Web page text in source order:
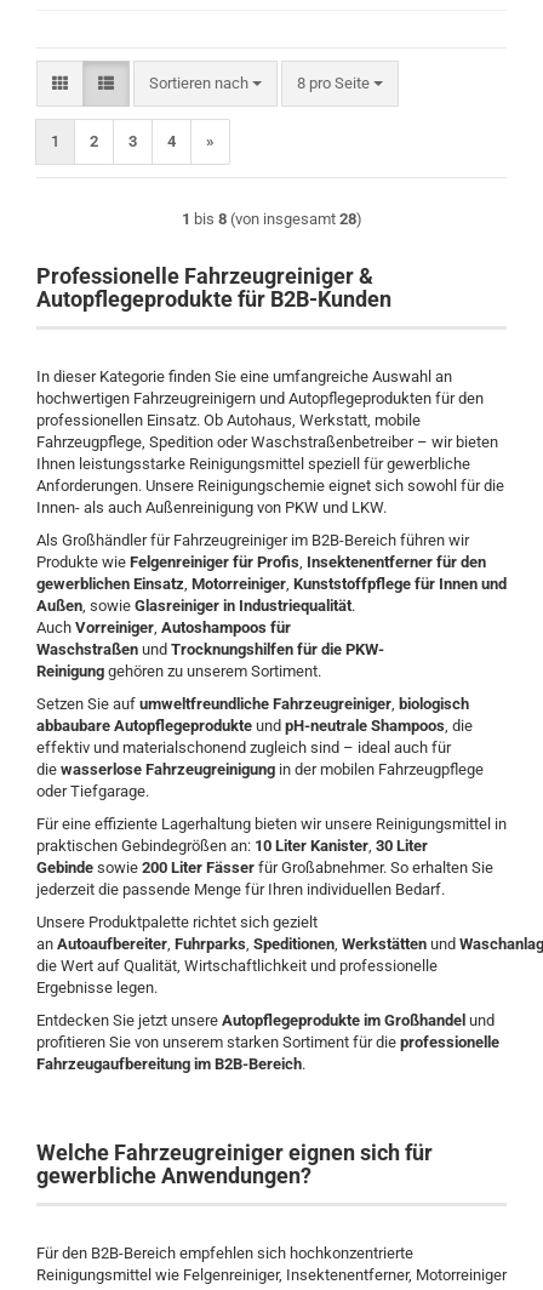
Sortieren nach
Sortieren nach 8 pro Seite
pro Seite
1 2 3 4 »
1 bis 8(von insgesamt 28)
Professionelle Fahrzeugreiniger &
Autopflegeprodukte für B2B-Kunden
In dieser Kategorie finden Sie eine umfangreiche Auswahl an
hochwertigen Fahrzeugreinigern und Autopflegeprodukten für den
professionellen Einsatz. Ob Autohaus, Werkstatt, mobile
Fahrzeugpflege, Spedition oder Waschstraßenbetreiber – wir bieten
Ihnen leistungsstarke Reinigungsmittel speziell für gewerbliche
Anforderungen. Unsere Reinigungschemie eignet sich sowohl für die
Innen- als auch Außenreinigung von PKW und LKW.
Als Großhändler für Fahrzeugreiniger im B2B-Bereich führen wir
Produkte wie Felgenreiniger für Profis Insektenentferner für den
gewerblichen Einsatz Motorreiniger Kunststoffpflege für Innen und
Außen , sowie Glasreiniger in Industriequalität.
Auch Vorreiniger Autoshampoos für
Waschstraßen und Trocknungshilfen für die PKW-
Reinigung gehören zu unserem Sortiment.
Setzen Sie auf umweltfreundliche Fahrzeugreiniger biologisch
abbaubare Autopflegeprodukte und pH-neutrale Shampoos , die
effektiv und materialschonend zugleich sind – ideal auch für
die wasserlose Fahrzeugreinigung in der mobilen Fahrzeugpflege
oder Tiefgarage.
Für eine effiziente Lagerhaltung bieten wir unsere Reinigungsmittel in
praktischen Gebindegrößen an: 10 Liter Kanister 30 Liter
Gebinde sowie 200 Liter Fässer für Großabnehmer. So erhalten Sie
jederzeit die passende Menge für Ihren individuellen Bedarf.
Unsere Produktpalette richtet sich gezielt
an Autoaufbereiter Fuhrparks Speditionen Werkstätten und
die Wert auf Qualität, Wirtschaftlichkeit und professionelle
Ergebnisse legen.
Entdecken Sie jetzt unsere Autopflegeprodukte im Großhandel und
profitieren Sie von unserem starken Sortiment für die professionelle
Fahrzeugaufbereitung im B2B-Bereich.
Welche Fahrzeugreiniger eignen sich für
gewerbliche Anwendungen?
Für den B2B-Bereich empfehlen sich hochkonzentrierte
Reinigungsmittel wie Felgenreiniger, Insektenentferner, Motorreiniger